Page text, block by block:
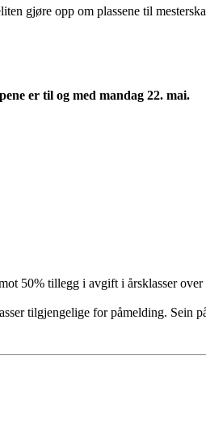
gjøre opp om plassene til
er til og med mandag 22. mai.
50% tillegg i avgift i årsklasser
tilgjengelige for påmelding. Sein